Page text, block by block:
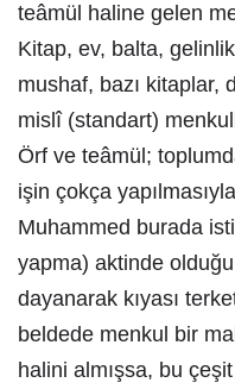
teâmül haline gelen
Kitap, ev, balta,
mushaf, bazı kitaplar,
mislî (standart)
Örf ve teâmül;
işin çokça
Muhammed burada
yapma) aktinde
dayanarak kıyası
beldede menkul bir
halini almışsa, bu